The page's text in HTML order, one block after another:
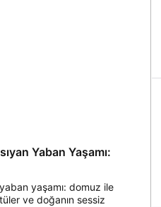
Yaban Yaşamı:
yaşamı: domuz ile
ve doğanın sessiz